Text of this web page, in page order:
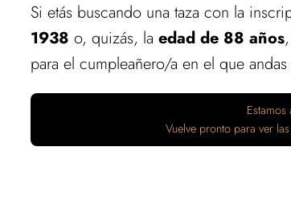
Si etás buscando una taza con la
1938 o, quizás, la edad de 88 años
para el cumpleañero/a en el que
Vuelve pronto para ver